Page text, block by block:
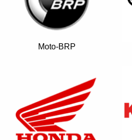
Moto-BRP